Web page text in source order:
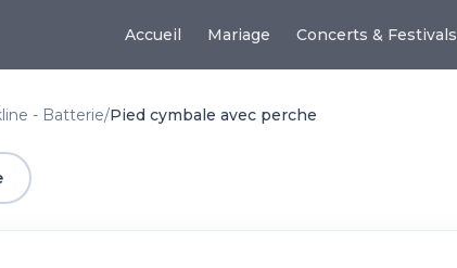
Accueil Mariage Concerts & Festivals
- Batterie/Pied cymbale avec perche